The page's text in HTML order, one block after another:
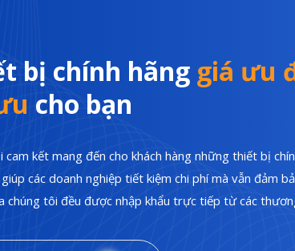
bị chính hãng giá ưu
cho bạn
cam kết mang đến cho khách hàng những thiết bị
các doanh nghiệp tiết kiệm chi phí mà vẫn đảm
chúng tôi đều được nhập khẩu trực tiếp từ các